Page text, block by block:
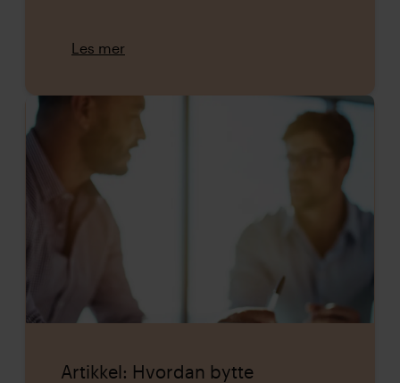
Les mer
Artikkel: Hvordan bytte